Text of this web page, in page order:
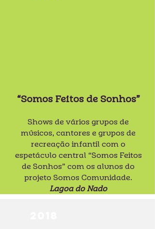
“Somos Feitos de Sonhos”
Shows de vários grupos de
músicos, cantores e grupos de
recreação infantil com o
espetáculo central “Somos Feitos
de Sonhos” com os alunos do
projeto Somos Comunidade.
Lagoa do Nado